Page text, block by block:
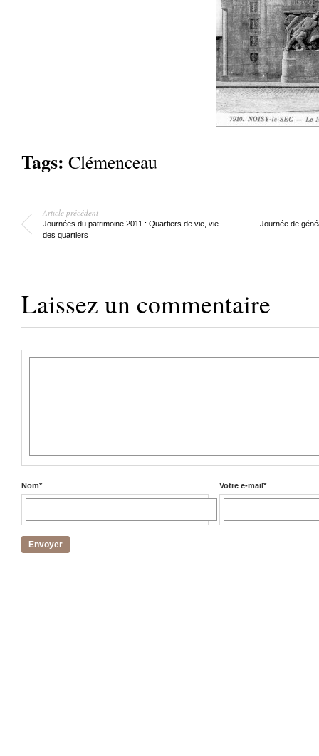
Tags: Clémenceau
Article précédent
Journées du patrimoine 2011 : Quartiers de vie, vie
des quartiers
Journée de
Laissez un commentaire
Nom* Votre e-mail*